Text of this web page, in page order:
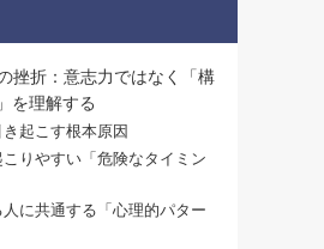
挫折：意志力ではなく「構
を理解する
起こす根本原因
りやすい「危険なタイミン
に共通する「心理的パター